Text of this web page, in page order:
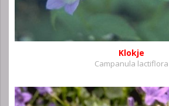
Klokje
Campanula lactiflora